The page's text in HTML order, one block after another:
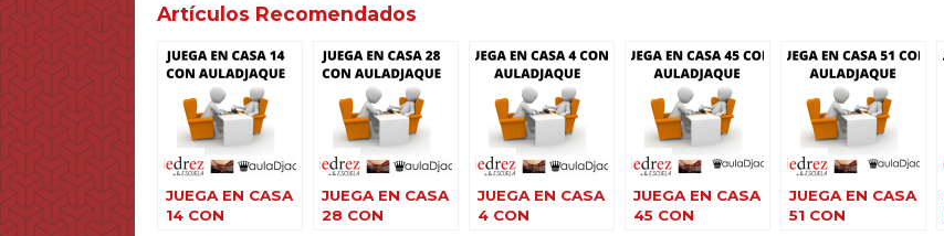
Artículos Recomendados
JUEGA EN CASA
14 CON
JUEGA EN CASA
28 CON
JUEGA EN CASA
4 CON
JUEGA EN CASA
45 CON
JUEGA EN CASA
51 CON